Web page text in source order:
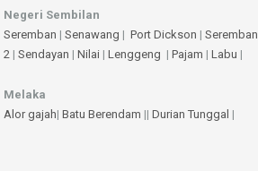
Negeri Sembilan
Seremban | Senawang | Port Dickson | Seremban
2 | Sendayan | Nilai | Lenggeng | Pajam | Labu |
Melaka
Alor gajah| Batu Berendam || Durian Tunggal |